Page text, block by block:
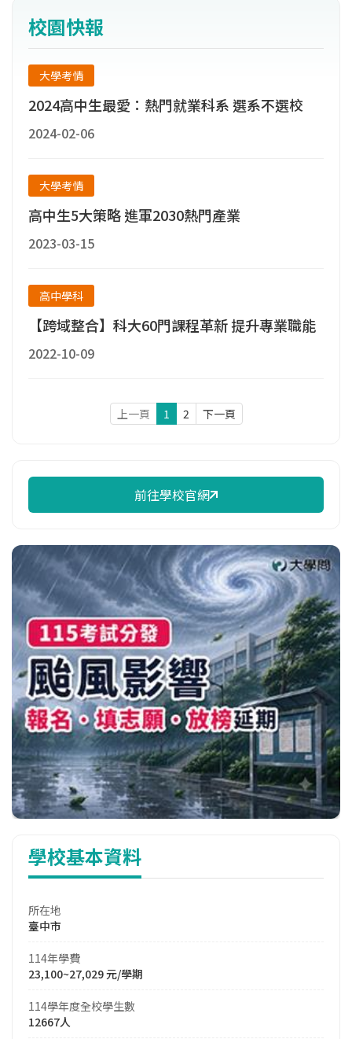
工商專科學校。(5)88.08~96.01為國立勤益技術
學院。(6)96.02~迄今為國立勤益科技大學，全
校目前已有14系、13碩士研究所及1博士研究
所。
校園快報
大學考情
2024高中生最愛：熱門就業科系 選系不選校
2024-02-06
大學考情
高中生5大策略 進軍2030熱門產業
2023-03-15
高中學科
【跨域整合】科大60門課程革新 提升專業職能
2022-10-09
上一頁 1 2 下一頁
前往學校官網
學校基本資料
所在地
臺中市
114年學費
23,100~27,029 元/學期
114學年度全校學生數
12667人